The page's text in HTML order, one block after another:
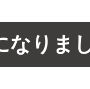
なりま